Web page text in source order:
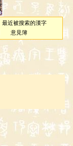
最近被搜索的漢字
意見簿